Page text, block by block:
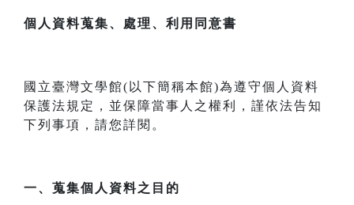
個人資料蒐集、處理、利用同意書
國立臺灣文學館(以下簡稱本館)為遵守個人資料
保護法規定，並保障當事人之權利，謹依法告知
下列事項，請您詳閱。
一、 蒐集個人資料之目的